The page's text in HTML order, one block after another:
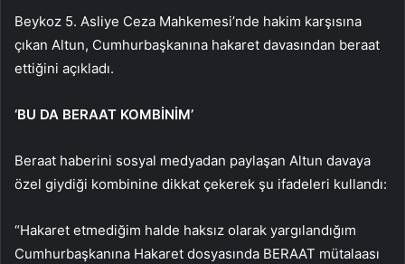
Beykoz 5. Asliye Ceza Mahkemesi’nde hakim karşısına
çıkan Altun, Cumhurbaşkanına hakaret davasından beraat
ettiğini açıkladı.
‘BU DA BERAAT KOMBİNİM’
Beraat haberini sosyal medyadan paylaşan Altun davaya
özel giydiği kombinine dikkat çekerek şu ifadeleri kullandı:
“Hakaret etmediğim halde haksız olarak yargılandığım
Cumhurbaşkanına Hakaret dosyasında BERAAT mütalaası